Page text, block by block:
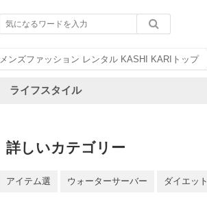
メンズファッション レンタル KASHI KARIトップ
ライフスタイル
詳しいカテゴリー
アイテム選 ウォーターサーバー ダイエット